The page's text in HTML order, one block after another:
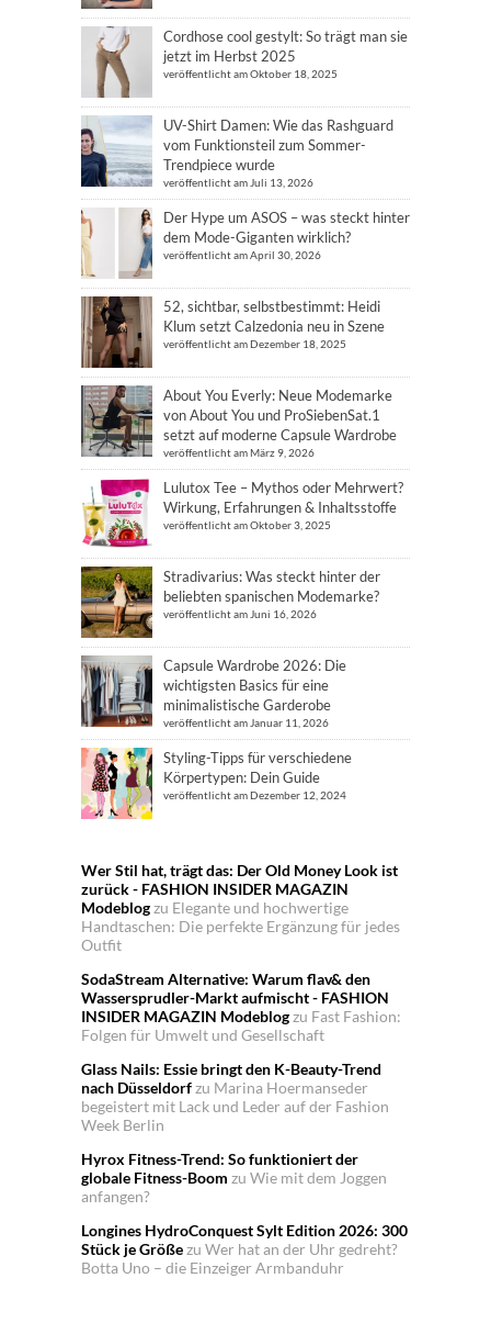
Cordhose cool gestylt: So trägt man sie
jetzt im Herbst 2025
veröffentlicht am Oktober 18, 2025
UV-Shirt Damen: Wie das Rashguard
vom Funktionsteil zum Sommer-
Trendpiece wurde
veröffentlicht am Juli 13, 2026
Der Hype um ASOS – was steckt hinter
dem Mode-Giganten wirklich?
veröffentlicht am April 30, 2026
52, sichtbar, selbstbestimmt: Heidi
Klum setzt Calzedonia neu in Szene
veröffentlicht am Dezember 18, 2025
About You Everly: Neue Modemarke
von About You und ProSiebenSat.1
setzt auf moderne Capsule Wardrobe
veröffentlicht am März 9, 2026
Lulutox Tee – Mythos oder Mehrwert?
Wirkung, Erfahrungen & Inhaltsstoffe
veröffentlicht am Oktober 3, 2025
Stradivarius: Was steckt hinter der
beliebten spanischen Modemarke?
veröffentlicht am Juni 16, 2026
Capsule Wardrobe 2026: Die
wichtigsten Basics für eine
minimalistische Garderobe
veröffentlicht am Januar 11, 2026
Styling-Tipps für verschiedene
Körpertypen: Dein Guide
veröffentlicht am Dezember 12, 2024
Wer Stil hat, trägt das: Der Old Money Look ist
zurück - FASHION INSIDER MAGAZIN
Modeblogzu Elegante und hochwertige
Handtaschen: Die perfekte Ergänzung für jedes
Outfit
SodaStream Alternative: Warum flav& den
Wassersprudler-Markt aufmischt - FASHION
INSIDER MAGAZIN Modeblogzu Fast Fashion:
Folgen für Umwelt und Gesellschaft
Glass Nails: Essie bringt den K-Beauty-Trend
nach Düsseldorfzu Marina Hoermanseder
begeistert mit Lack und Leder auf der Fashion
Week Berlin
Hyrox Fitness-Trend: So funktioniert der
globale Fitness-Boom zu Wie mit dem Joggen
anfangen?
Longines HydroConquest Sylt Edition 2026: 300
Stück je Größezu Wer hat an der Uhr gedreht?
Botta Uno – die Einzeiger Armbanduhr